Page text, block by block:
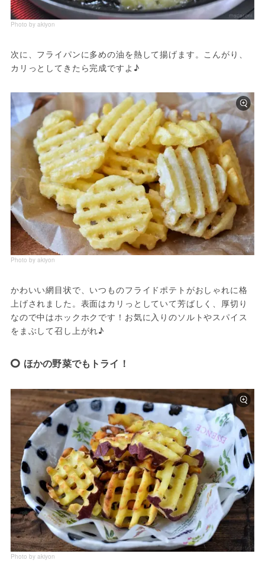
Photo by akiyon
次に、フライパンに多めの油を熱して揚げます。こんがり、
カリっとしてきたら完成ですよ♪
Photo by akiyon
かわいい網目状で、いつものフライドポテトがおしゃれに格
上げされました。表面はカリっとしていて芳ばしく、厚切り
なので中はホックホクです！お気に入りのソルトやスパイス
をまぶして召し上がれ♪
ほかの野菜でもトライ！
Photo by akiyon